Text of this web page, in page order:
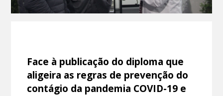
Face à publicação do diploma que
aligeira as regras de prevenção do
contágio da pandemia COVID-19 e